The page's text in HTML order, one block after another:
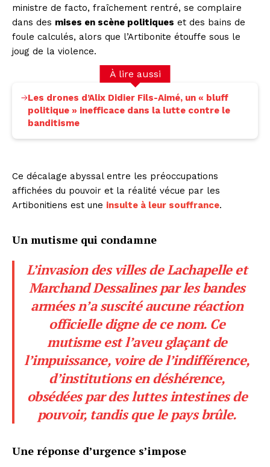
ministre de facto, fraîchement rentré, se complaire
dans des mises en scène politiques et des bains de
foule calculés, alors que l’Artibonite étouffe sous le
joug de la violence.
À lire aussi
Les drones d’Alix Didier Fils-Aimé, un « bluff
politique » inefficace dans la lutte contre le
banditisme
Ce décalage abyssal entre les préoccupations
affichées du pouvoir et la réalité vécue par les
Artibonitiens est une insulte à leur souffrance.
Un mutisme qui condamne
L’invasion des villes de Lachapelle et
Marchand Dessalines par les bandes
armées n’a suscité aucune réaction
officielle digne de ce nom. Ce
mutisme est l’aveu glaçant de
l’impuissance, voire de l’indifférence,
d’institutions en déshérence,
obsédées par des luttes intestines de
pouvoir, tandis que le pays brûle.
Une réponse d’urgence s’impose